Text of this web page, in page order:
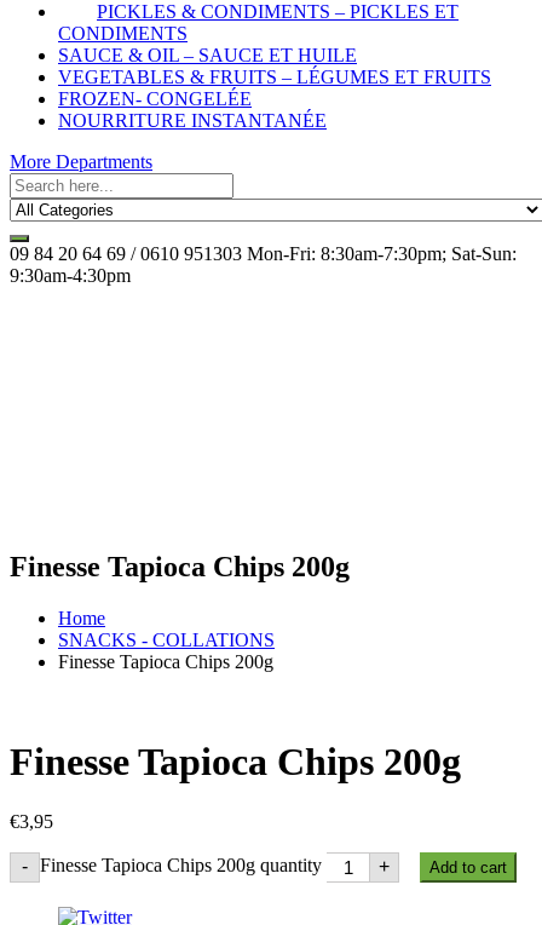
PICKLES & CONDIMENTS – PICKLES ET
CONDIMENTS
SAUCE & OIL – SAUCE ET HUILE
VEGETABLES & FRUITS – LÉGUMES ET FRUITS
FROZEN- CONGELÉE
NOURRITURE INSTANTANÉE
More Departments
09 84 20 64 69 / 0610 951303 Mon-Fri: 8:30am-7:30pm; Sat-Sun:
9:30am-4:30pm
Finesse Tapioca Chips 200g
Home
SNACKS - COLLATIONS
Finesse Tapioca Chips 200g
Finesse Tapioca Chips 200g
€3,95
- Finesse Tapioca Chips 200g quantity + Add to cart